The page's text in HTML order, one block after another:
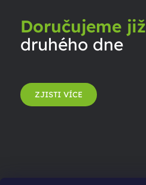
Doručujeme již
druhého dne
ZJISTI VÍCE